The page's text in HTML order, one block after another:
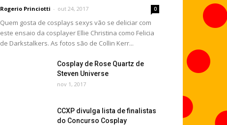
Rogerio Princiotti - out 24, 2017 0
Quem gosta de cosplays sexys vão se deliciar com
este ensaio da cosplayer Ellie Christina como Felicia
de Darkstalkers. As fotos são de Collin Kerr...
Cosplay de Rose Quartz de
Steven Universe
nov 1, 2017
CCXP divulga lista de finalistas
do Concurso Cosplay